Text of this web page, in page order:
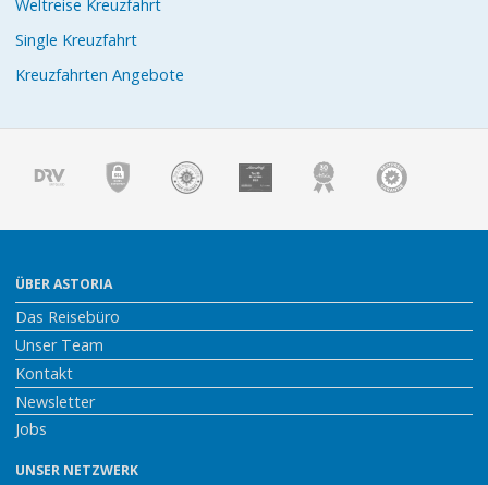
Weltreise Kreuzfahrt
Single Kreuzfahrt
Kreuzfahrten Angebote
ÜBER ASTORIA
Das Reisebüro
Unser Team
Kontakt
Newsletter
Jobs
UNSER NETZWERK